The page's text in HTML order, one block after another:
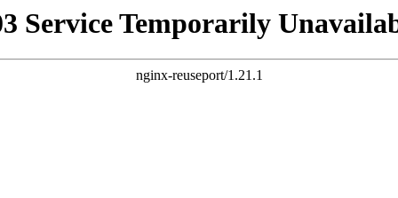
Service Temporarily
nginx-reuseport/1.21.1